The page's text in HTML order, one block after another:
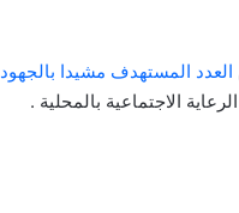
العدد المستهدف مشيدا
الاجتماعية بالمحلية .